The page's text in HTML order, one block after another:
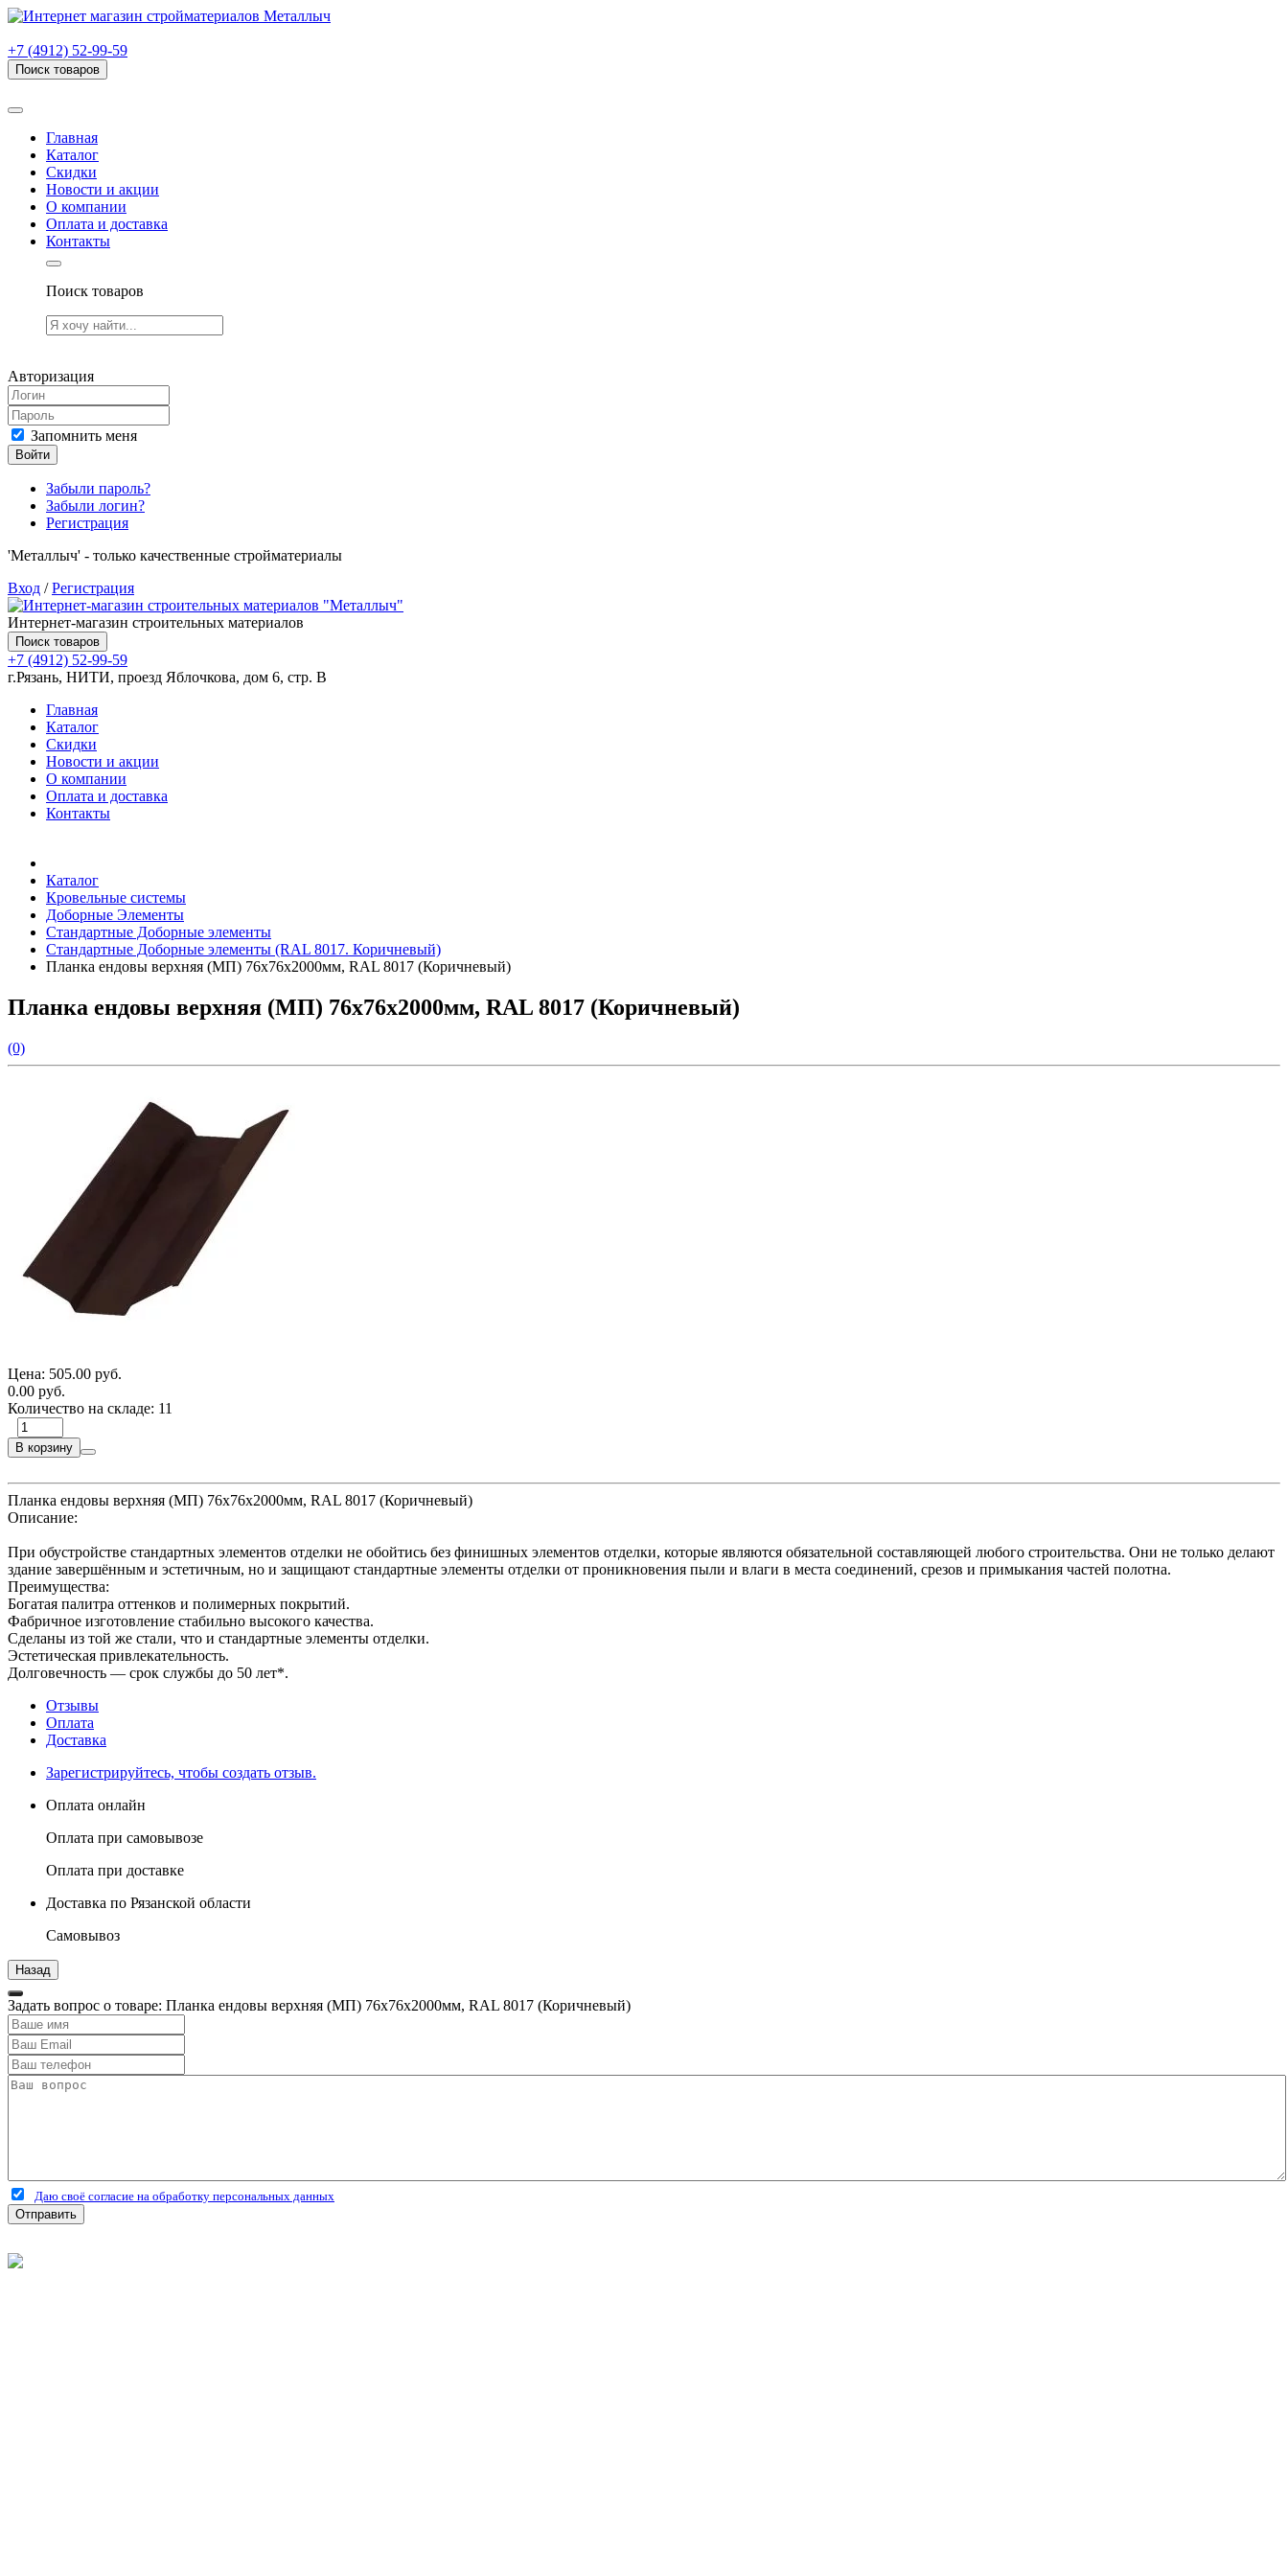
+7 (4912) 52-99-59
Поиск товаров
Главная
Каталог
Скидки
Новости и акции
О компании
Оплата и доставка
Контакты
Поиск товаров
Авторизация
Запомнить меня
Войти
Забыли пароль?
Забыли логин?
Регистрация
'Металлыч' - только качественные стройматериалы
Вход /Регистрация
Интернет-магазин строительных материалов
Поиск товаров
+7 (4912) 52-99-59
г.Рязань, НИТИ, проезд Яблочкова, дом 6, стр. В
Главная
Каталог
Скидки
Новости и акции
О компании
Оплата и доставка
Контакты
Каталог
Кровельные системы
Доборные Элементы
Стандартные Доборные элементы
Стандартные Доборные элементы (RAL 8017. Коричневый)
Планка ендовы верхняя (МП) 76х76х2000мм, RAL 8017 (Коричневый)
Планка ендовы верхняя (МП) 76х76х2000мм, RAL 8017 (Коричневый)
(0)
Цена: 505.00 руб.
0.00 руб.
Количество на складе: 11
В корзину
Планка ендовы верхняя (МП) 76х76х2000мм, RAL 8017 (Коричневый)
Описание:
При обустройстве стандартных элементов отделки не обойтись без финишных элементов отделки, которые являются обязательной составляющей любого строительства. Они не только делают
здание завершённым и эстетичным, но и защищают стандартные элементы отделки от проникновения пыли и влаги в места соединений, срезов и примыкания частей полотна.
Преимущества:
Богатая палитра оттенков и полимерных покрытий.
Фабричное изготовление стабильно высокого качества.
Сделаны из той же стали, что и стандартные элементы отделки.
Эстетическая привлекательность.
Долговечность — срок службы до 50 лет*.
Отзывы
Оплата
Доставка
Зарегистрируйтесь, чтобы создать отзыв.
Оплата онлайн
Оплата при самовывозе
Оплата при доставке
Доставка по Рязанской области
Самовывоз
Задать вопрос о товаре: Планка ендовы верхняя (МП) 76х76х2000мм, RAL 8017 (Коричневый)
Даю своё согласие на обработку персональных данных
Отправить